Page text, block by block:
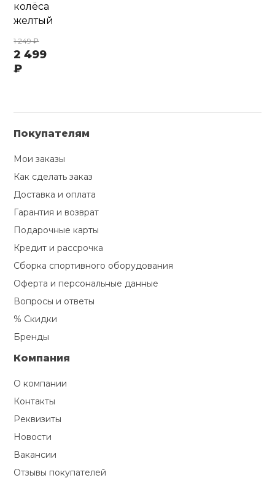
колёса
желтый
1 249 ₽
2 499
₽
Покупателям
Мои заказы
Как сделать заказ
Доставка и оплата
Гарантия и возврат
Подарочные карты
Кредит и рассрочка
Сборка спортивного оборудования
Оферта и персональные данные
Вопросы и ответы
% Скидки
Бренды
Компания
О компании
Контакты
Реквизиты
Новости
Вакансии
Отзывы покупателей